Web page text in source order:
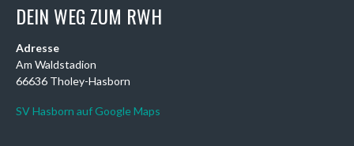
DEIN WEG ZUM RWH
Adresse
Am Waldstadion
66636 Tholey-Hasborn
SV Hasborn auf Google Maps